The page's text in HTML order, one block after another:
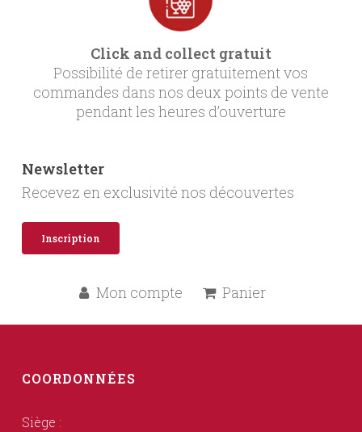
Click and collect gratuit
Possibilité de retirer gratuitement vos
commandes dans nos deux points de vente
pendant les heures d’ouverture
Newsletter
Recevez en exclusivité nos découvertes
Inscription
Mon compte Panier
COORDONNÉES
Siège :